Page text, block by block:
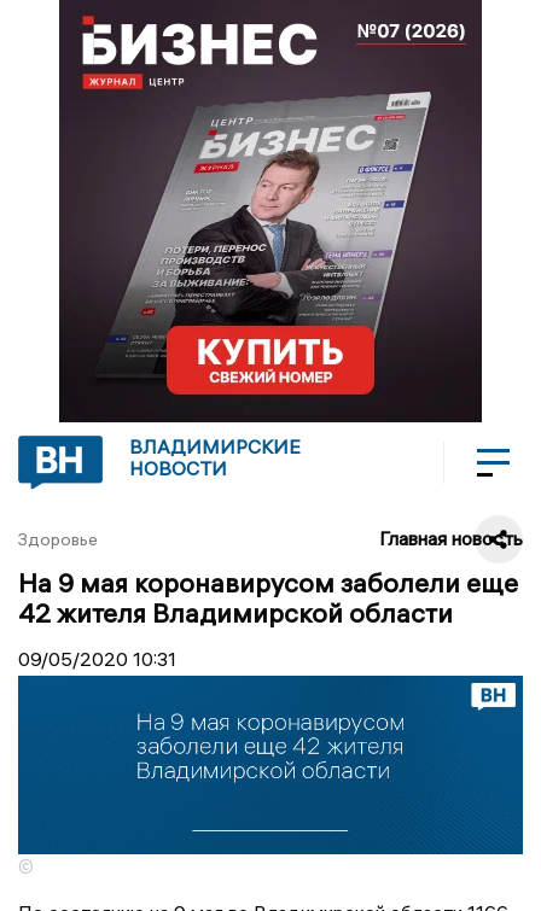
ВЛАДИМИРСКИЕ
НОВОСТИ
Здоровье Главная новость
На 9 мая коронавирусом заболели еще
42 жителя Владимирской области
09/05/2020 10:31
©